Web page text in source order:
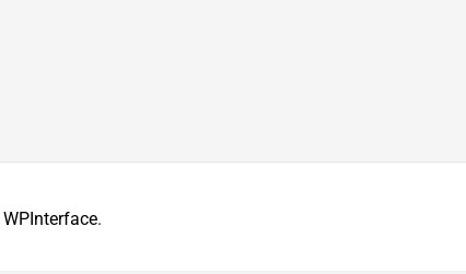
WPInterface.